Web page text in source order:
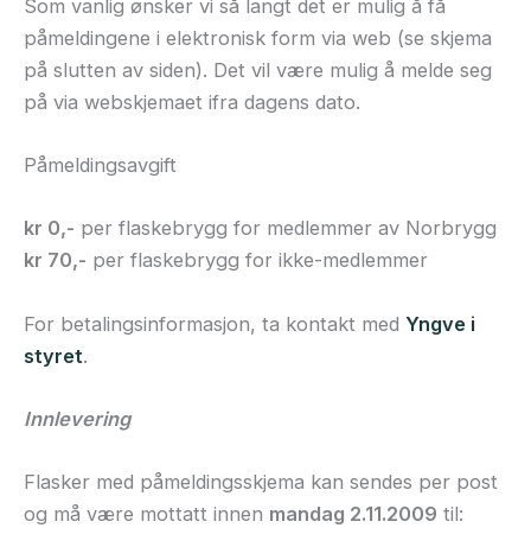
Som vanlig ønsker vi så langt det er mulig å få
påmeldingene i elektronisk form via web (se skjema
på slutten av siden). Det vil være mulig å melde seg
på via webskjemaet ifra dagens dato.
Påmeldingsavgift
kr 0,- per flaskebrygg for medlemmer av Norbrygg
kr 70,- per flaskebrygg for ikke-medlemmer
For betalingsinformasjon, ta kontakt med Yngve i
styret.
Innlevering
Flasker med påmeldingsskjema kan sendes per post
og må være mottatt innen mandag 2.11.2009 til: